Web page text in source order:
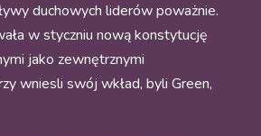
duchowych liderów poważnie.
w styczniu nową konstytucję
jako zewnętrznymi
wniesli swój wkład, byli Green,